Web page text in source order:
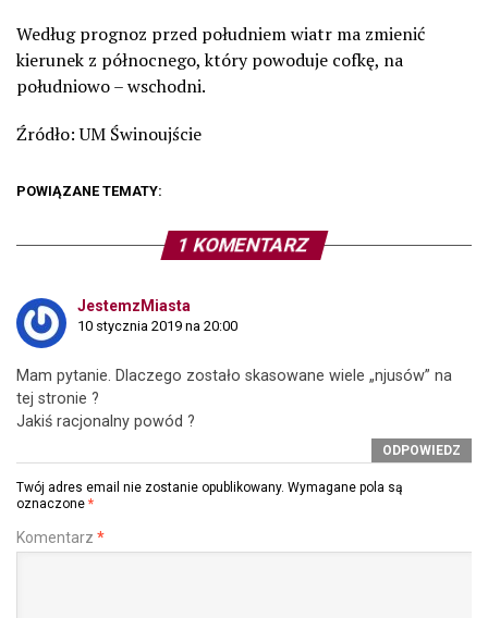
Według prognoz przed południem wiatr ma zmienić
kierunek z północnego, który powoduje cofkę, na
południowo – wschodni.
Źródło: UM Świnoujście
POWIĄZANE TEMATY:
1 KOMENTARZ
JestemzMiasta
10 stycznia 2019 na 20:00
Mam pytanie. Dlaczego zostało skasowane wiele „njusów” na
tej stronie ?
Jakiś racjonalny powód ?
ODPOWIEDZ
Twój adres email nie zostanie opublikowany. Wymagane pola są
oznaczone *
Komentarz *